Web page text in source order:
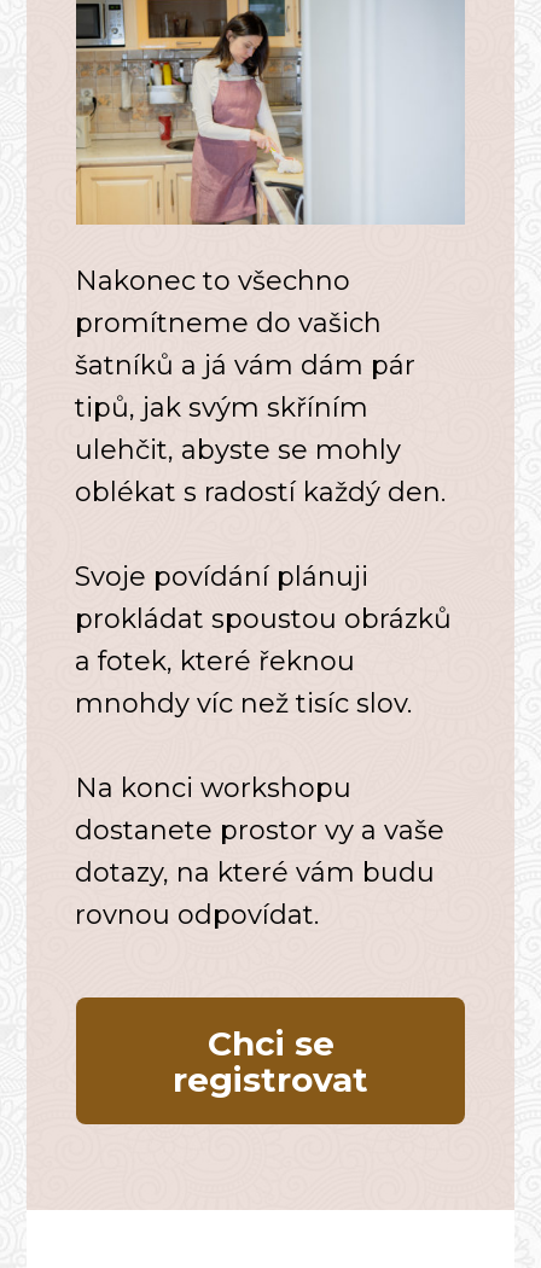
Nakonec to všechno
promítneme do vašich
šatníků a já vám dám pár
tipů, jak svým skříním
ulehčit, abyste se mohly
oblékat s radostí každý den.
Svoje povídání plánuji
prokládat spoustou obrázků
a fotek, které řeknou
mnohdy víc než tisíc slov.
Na konci workshopu
dostanete prostor vy a vaše
dotazy, na které vám budu
rovnou odpovídat.
Chci se
registrovat